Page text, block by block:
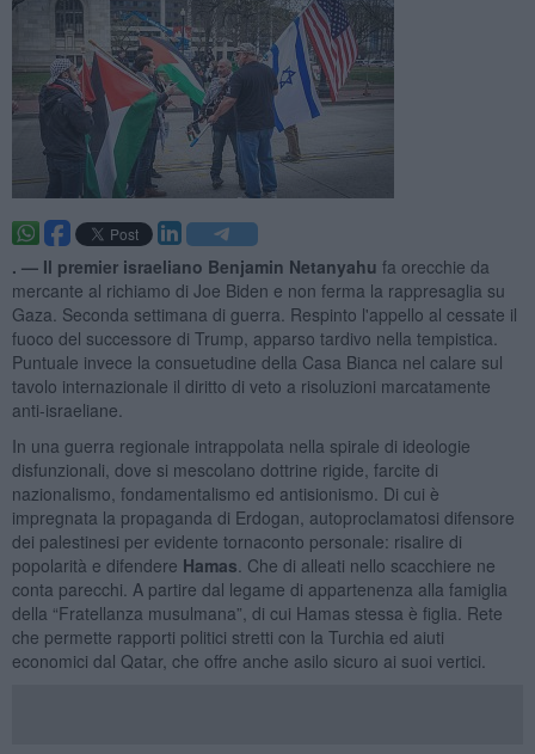
. — Il premier israeliano Benjamin Netanyahu fa orecchie da
mercante al richiamo di Joe Biden e non ferma la rappresaglia su
Gaza. Seconda settimana di guerra. Respinto l'appello al cessate il
fuoco del successore di Trump, apparso tardivo nella tempistica.
Puntuale invece la consuetudine della Casa Bianca nel calare sul
tavolo internazionale il diritto di veto a risoluzioni marcatamente
anti-israeliane.
In una guerra regionale intrappolata nella spirale di ideologie
disfunzionali, dove si mescolano dottrine rigide, farcite di
nazionalismo, fondamentalismo ed antisionismo. Di cui è
impregnata la propaganda di Erdogan, autoproclamatosi difensore
dei palestinesi per evidente tornaconto personale: risalire di
popolarità e difendere Hamas . Che di alleati nello scacchiere ne
conta parecchi. A partire dal legame di appartenenza alla famiglia
della “Fratellanza musulmana”, di cui Hamas stessa è figlia. Rete
che permette rapporti politici stretti con la Turchia ed aiuti
economici dal Qatar, che offre anche asilo sicuro ai suoi vertici.